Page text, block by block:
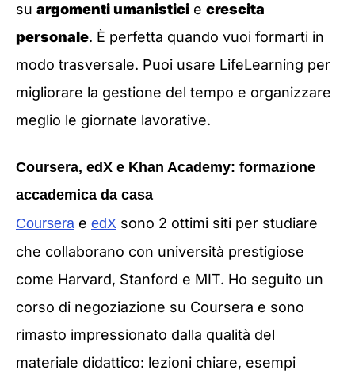
su argomenti umanistici e crescita
personale. È perfetta quando vuoi formarti in
modo trasversale. Puoi usare LifeLearning per
migliorare la gestione del tempo e organizzare
meglio le giornate lavorative.
Coursera, edX e Khan Academy: formazione
accademica da casa
Coursera e edX sono 2 ottimi siti per studiare
che collaborano con università prestigiose
come Harvard, Stanford e MIT. Ho seguito un
corso di negoziazione su Coursera e sono
rimasto impressionato dalla qualità del
materiale didattico: lezioni chiare, esempi